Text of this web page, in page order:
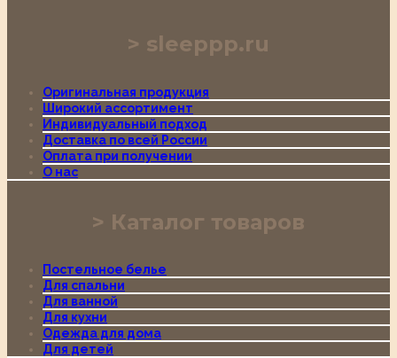
sleeppp.ru
Оригинальная продукция
Широкий ассортимент
Индивидуальный подход
Доставка по всей России
Оплата при получении
О нас
Каталог товаров
Постельное белье
Для спальни
Для ванной
Для кухни
Одежда для дома
Для детей